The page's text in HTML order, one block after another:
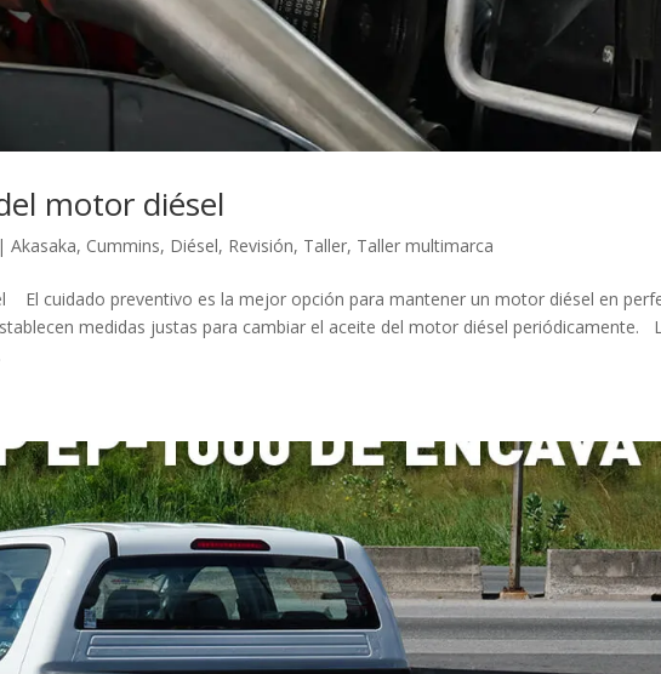
motor diésel
|Akasaka, Cummins, Diésel, Revisión, Taller, Taller multimarca
El cuidado preventivo es la mejor opción para mantener un motor diésel en
medidas justas para cambiar el aceite del motor diésel periódicamente.